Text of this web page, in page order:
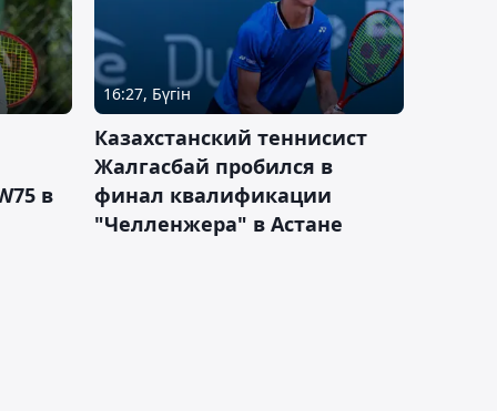
в
16:27, Бүгін
Казахстанский теннисист
Жалгасбай пробился в
финал квалификации
"Челленжера" в Астане